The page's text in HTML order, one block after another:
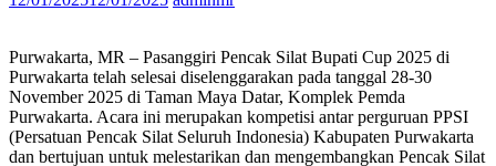
Purwakarta, MR – Pasanggiri Pencak Silat Bupati Cup 2025 di
Purwakarta telah selesai diselenggarakan pada tanggal 28-30
November 2025 di Taman Maya Datar, Komplek Pemda
Purwakarta. Acara ini merupakan kompetisi antar perguruan PPSI
(Persatuan Pencak Silat Seluruh Indonesia) Kabupaten Purwakarta
dan bertujuan untuk melestarikan dan mengembangkan Pencak Silat